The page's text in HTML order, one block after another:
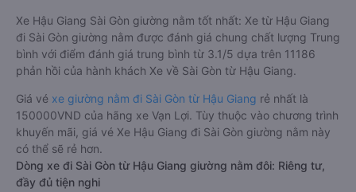
Xe Hậu Giang Sài Gòn giường nằm tốt nhất: Xe từ Hậu Giang
đi Sài Gòn giường nằm được đánh giá chung chất lượng Trung
bình với điểm đánh giá trung bình từ 3.1/5 dựa trên 11186
phản hồi của hành khách Xe về Sài Gòn từ Hậu Giang.
Giá vé xe giường nằm đi Sài Gòn từ Hậu Giang rẻ nhất là
150000VND của hãng xe Vạn Lợi. Tùy thuộc vào chương trình
khuyến mãi, giá vé Xe Hậu Giang đi Sài Gòn giường nằm này
có thể sẽ rẻ hơn.
Dòng xe đi Sài Gòn từ Hậu Giang giường nằm đôi: Riêng tư,
đầy đủ tiện nghi